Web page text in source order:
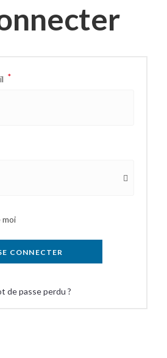
*
moi
CONNECTER
de passe perdu ?